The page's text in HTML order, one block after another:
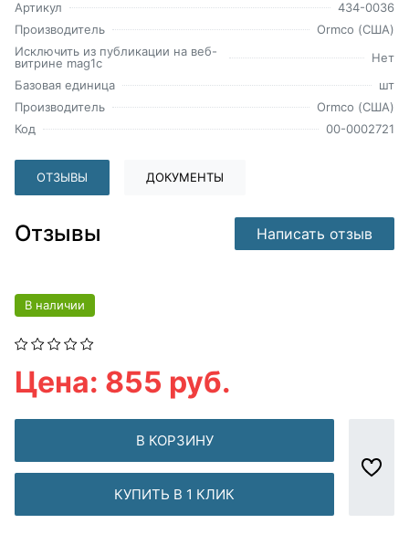
Артикул
434-0036
Производитель
Ormco (США)
Исключить из публикации на веб-
витрине mag1c
Нет
Базовая единица
шт
Производитель
Ormco (США)
Код
00-0002721
ОТЗЫВЫ ДОКУМЕНТЫ
Отзывы Написать отзыв
В наличии
Цена: 855 руб.
В КОРЗИНУ
КУПИТЬ В 1 КЛИК